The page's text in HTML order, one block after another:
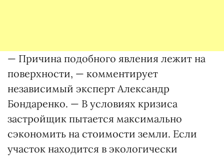
— Причина подобного явления лежит на
поверхности, — комментирует
независимый эксперт Александр
Бондаренко. — В условиях кризиса
застройщик пытается максимально
сэкономить на стоимости земли. Если
участок находится в экологически